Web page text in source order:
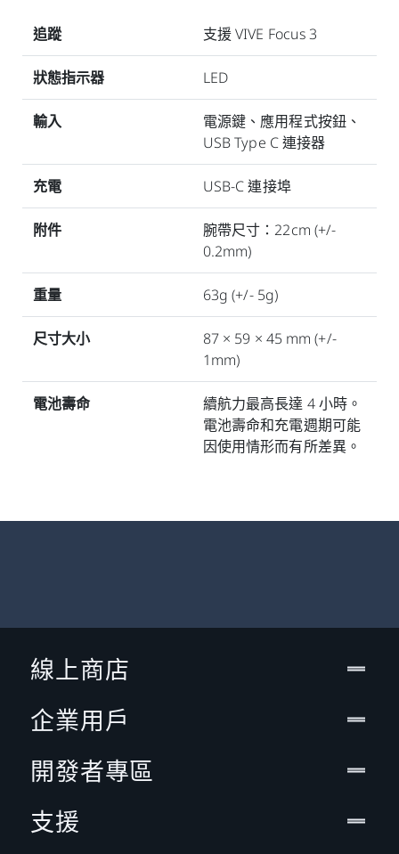
追蹤 支援 VIVE Focus 3
狀態指示器 LED
輸入
電源鍵、應用程式按鈕、
USB Type C 連接器
充電 USB-C 連接埠
附件
腕帶尺寸：22cm (+/-
0.2mm)
重量 63g (+/- 5g)
尺寸大小
87 × 59 × 45 mm (+/-
1mm)
電池壽命
續航力最高長達 4 小時。
電池壽命和充電週期可能
因使用情形而有所差異。
線上商店
企業用戶
開發者專區
支援